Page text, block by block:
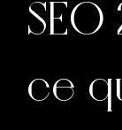
SEO
ce